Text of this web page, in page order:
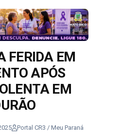
o blog
FERIDA EM
APÓS
EM
Portal CR3 / Meu Paraná